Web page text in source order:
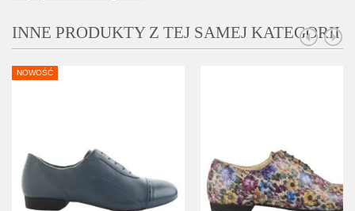
INNE PRODUKTY Z TEJ SAMEJ KATEGORII
NOWOŚĆ